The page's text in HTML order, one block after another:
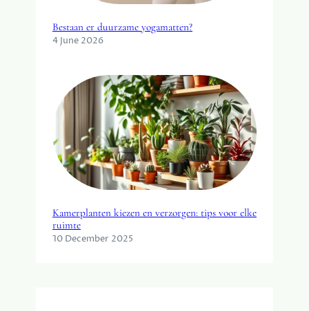
Bestaan er duurzame yogamatten?
4 June 2026
Kamerplanten kiezen en verzorgen: tips voor elke
ruimte
10 December 2025